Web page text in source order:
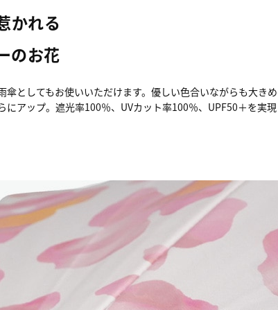
かれる
のお花
としてもお使いいただけます。優しい色合いながらも大き
アップ。遮光率100％、UVカット率100％、UPF50＋を実